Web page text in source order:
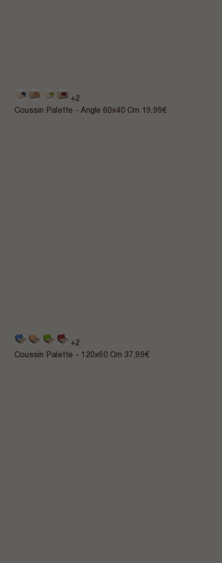
+2
Coussin Palette - Angle 60x40 Cm
19,99€
+2
Coussin Palette - 120x60 Cm 37,99€